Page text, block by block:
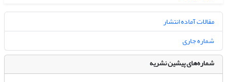
مقالات آماده انتشار
شماره جاری
شماره‌های پیشین نشریه